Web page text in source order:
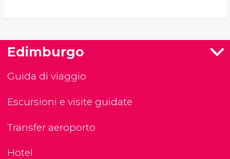
Edimburgo
Guida di viaggio
Escursioni e visite guidate
Transfer aeroporto
Hotel